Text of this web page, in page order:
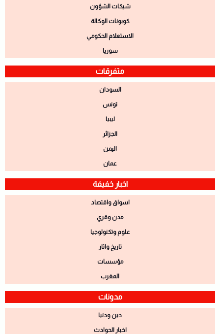
شيكات الشؤون
كوبونات الوكالة
الاستعلام الحكومي
سوريا
متفرقات
السودان
تونس
ليبيا
الجزائر
اليمن
عمان
اخبار خفيفة
اسواق واقتصاد
مدن وقري
علوم وتكنولوجيا
تاريخ واثار
مؤسسات
المغرب
مدونات
دين ودنيا
اخبار الحوادث